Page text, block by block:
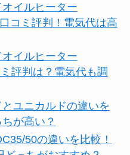
イルヒーター
コミ評判！電気代は高
イルヒーター
評判は？電気代も調
ユニカルドの違いを
が高い？
50の違いを比較！